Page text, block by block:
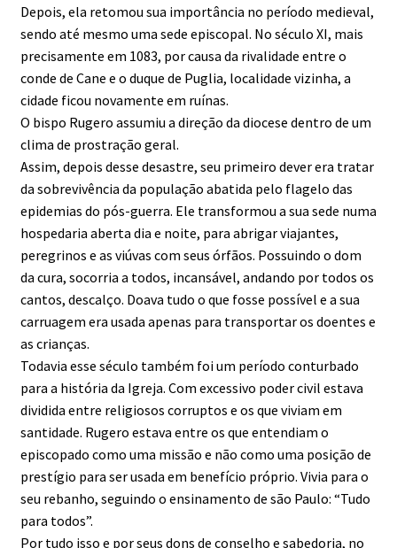
Depois, ela retomou sua importância no período medieval,
sendo até mesmo uma sede episcopal. No século XI, mais
precisamente em 1083, por causa da rivalidade entre o
conde de Cane e o duque de Puglia, localidade vizinha, a
cidade ficou novamente em ruínas.
O bispo Rugero assumiu a direção da diocese dentro de um
clima de prostração geral.
Assim, depois desse desastre, seu primeiro dever era tratar
da sobrevivência da população abatida pelo flagelo das
epidemias do pós-guerra. Ele transformou a sua sede numa
hospedaria aberta dia e noite, para abrigar viajantes,
peregrinos e as viúvas com seus órfãos. Possuindo o dom
da cura, socorria a todos, incansável, andando por todos os
cantos, descalço. Doava tudo o que fosse possível e a sua
carruagem era usada apenas para transportar os doentes e
as crianças.
Todavia esse século também foi um período conturbado
para a história da Igreja. Com excessivo poder civil estava
dividida entre religiosos corruptos e os que viviam em
santidade. Rugero estava entre os que entendiam o
episcopado como uma missão e não como uma posição de
prestígio para ser usada em benefício próprio. Vivia para o
seu rebanho, seguindo o ensinamento de são Paulo: “Tudo
para todos”.
Por tudo isso e por seus dons de conselho e sabedoria, no